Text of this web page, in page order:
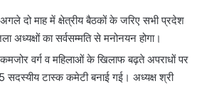
अगले दो माह में क्षेत्रीय बैठकों के जरिए सभी प्रदेश
अध्यक्षों का सर्वसम्मति से मनोनयन होगा।
कमजोर वर्ग व महिलाओं के खिलाफ बढ़ते अपराधों पर
5 सदस्यीय टास्क कमेटी बनाई गई। अध्यक्ष श्री